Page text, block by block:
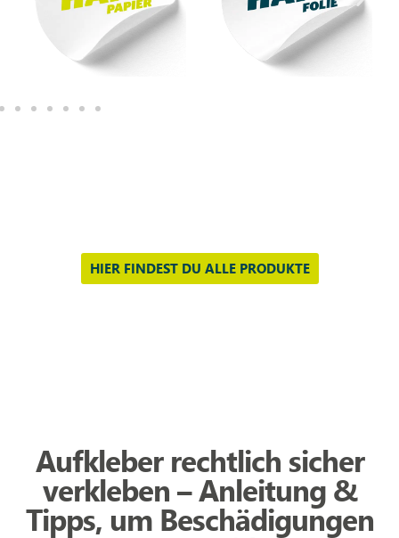
HIER FINDEST DU ALLE PRODUKTE
Aufkleber rechtlich sicher
verkleben – Anleitung &
Tipps, um Beschädigungen